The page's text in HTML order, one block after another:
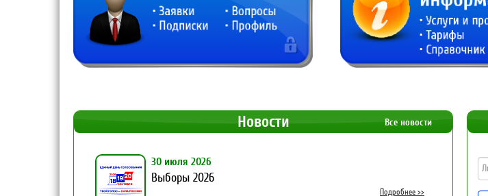
Все новости
Новости
30 июля 2026
Выборы 2026
Подробнее >>